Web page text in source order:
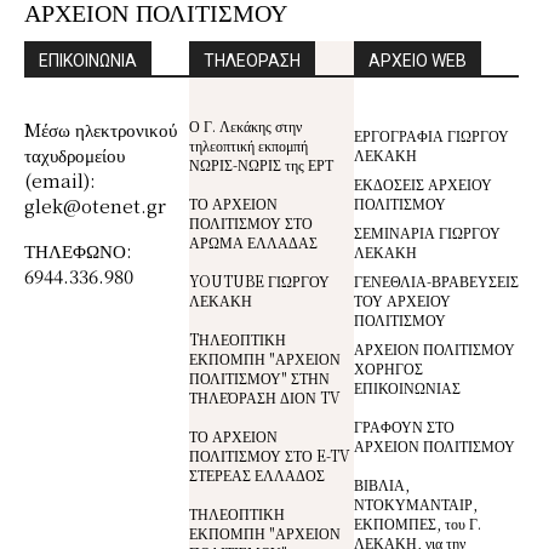
ΑΡΧΕΙΟΝ ΠΟΛΙΤΙΣΜΟΥ
ΕΠΙΚΟΙΝΩΝΙΑ
Mέσω ηλεκτρονικού
ταχυδρομείου
(email):
glek@otenet.gr
ΤΗΛΕΦΩΝΟ:
6944.336.980
ΤΗΛΕΟΡΑΣΗ
Ο Γ. Λεκάκης στην
τηλεοπτική εκπομπή
ΝΩΡΙΣ-ΝΩΡΙΣ της ΕΡΤ
ΤΟ ΑΡΧΕΙΟΝ
ΠΟΛΙΤΙΣΜΟΥ ΣΤΟ
ΑΡΩΜΑ ΕΛΛΑΔΑΣ
YOUTUBE ΓΙΩΡΓΟΥ
ΛΕΚΑΚΗ
TΗΛΕΟΠΤΙΚΗ
ΕΚΠΟΜΠΗ "ΑΡΧΕΙΟΝ
ΠΟΛΙΤΙΣΜΟΥ" ΣΤΗΝ
ΤΗΛΕΌΡΑΣΗ ΔΙΟΝ TV
ΤΟ ΑΡΧΕΙΟΝ
ΠΟΛΙΤΙΣΜΟΥ ΣΤΟ E-TV
ΣΤΕΡΕΑΣ ΕΛΛΑΔΟΣ
ΤΗΛΕΟΠΤΙΚΗ
ΕΚΠΟΜΠΗ "ΑΡΧΕΙΟΝ
ΑΡΧΕΙΟ WEB
ΕΡΓΟΓΡΑΦΙΑ ΓΙΩΡΓΟΥ
ΛΕΚΑΚΗ
ΕΚΔΟΣΕΙΣ ΑΡΧΕΙΟΥ
ΠΟΛΙΤΙΣΜΟΥ
ΣΕΜΙΝΑΡΙΑ ΓΙΩΡΓΟΥ
ΛΕΚΑΚΗ
ΓΕΝΕΘΛΙΑ-ΒΡΑΒΕΥΣΕΙΣ
ΤΟΥ ΑΡΧΕΙΟΥ
ΠΟΛΙΤΙΣΜΟΥ
ΑΡΧΕΙΟΝ ΠΟΛΙΤΙΣΜΟΥ
ΧΟΡΗΓΟΣ
ΕΠΙΚΟΙΝΩΝΙΑΣ
ΓΡΑΦΟΥΝ ΣΤΟ
ΑΡΧΕΙΟΝ ΠΟΛΙΤΙΣΜΟΥ
ΒΙΒΛΙΑ,
ΝΤΟΚΥΜΑΝΤΑΙΡ,
ΕΚΠΟΜΠΕΣ, του Γ.
ΛΕΚΑΚΗ, για την